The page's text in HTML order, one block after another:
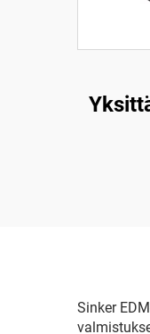
Sinker